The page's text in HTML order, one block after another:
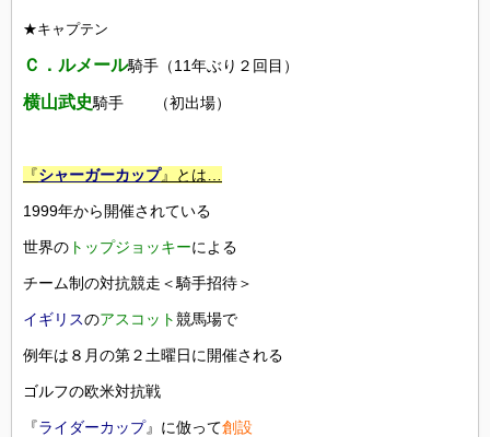
★キャプテン
Ｃ．ルメール騎手（11年ぶり２回目）
横山武史騎手 （初出場）
『シャーガーカップ』とは…
1999年から開催されている
世界の トップジョッキーによる
チーム制の対抗競走＜騎手招待＞
イギリスのアスコット競馬場で
例年は８月の第２土曜日に開催される
ゴルフの欧米対抗戦
『ライダーカップ』に倣って創設